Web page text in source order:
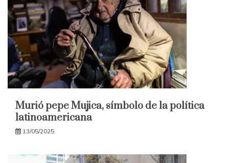
Murió pepe Mujica, símbolo de la política
latinoamericana
13/05/2025